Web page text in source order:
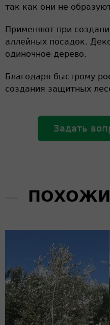
так как они не
Применяют при
аллейных посадок.
одиночное дерево.
Благодаря быстрому
создания защитных
Задать